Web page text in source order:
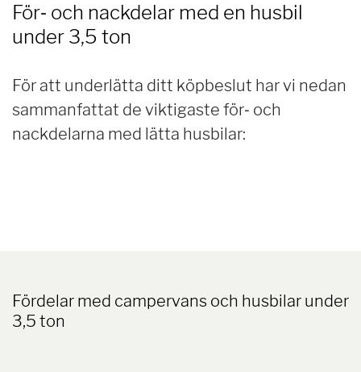
För‑ och nackdelar med en husbil
under 3,5 ton
För att underlätta ditt köpbeslut har vi nedan
sammanfattat de viktigaste för‑ och
nackdelarna med lätta husbilar:
Fördelar med campervans och husbilar under
3,5 ton